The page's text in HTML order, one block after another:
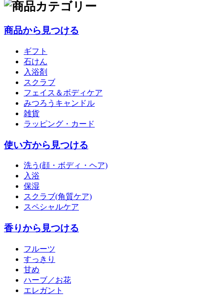
商品から見つける
ギフト
石けん
入浴剤
スクラブ
フェイス＆ボディケア
みつろうキャンドル
雑貨
ラッピング・カード
使い方から見つける
洗う(顔・ボディ・ヘア)
入浴
保湿
スクラブ(角質ケア)
スペシャルケア
香りから見つける
フルーツ
すっきり
甘め
ハーブ／お花
エレガント